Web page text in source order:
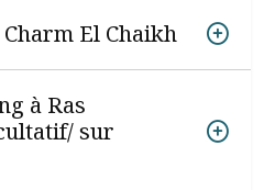
El Chaikh
à Ras
sur